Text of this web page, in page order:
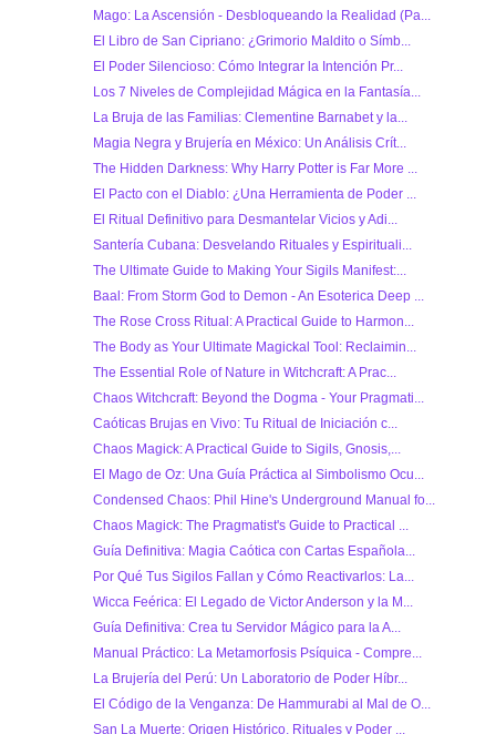
Mago: La Ascensión - Desbloqueando la Realidad (Pa...
El Libro de San Cipriano: ¿Grimorio Maldito o Símb...
El Poder Silencioso: Cómo Integrar la Intención Pr...
Los 7 Niveles de Complejidad Mágica en la Fantasía...
La Bruja de las Familias: Clementine Barnabet y la...
Magia Negra y Brujería en México: Un Análisis Crít...
The Hidden Darkness: Why Harry Potter is Far More ...
El Pacto con el Diablo: ¿Una Herramienta de Poder ...
El Ritual Definitivo para Desmantelar Vicios y Adi...
Santería Cubana: Desvelando Rituales y Espirituali...
The Ultimate Guide to Making Your Sigils Manifest:...
Baal: From Storm God to Demon - An Esoterica Deep ...
The Rose Cross Ritual: A Practical Guide to Harmon...
The Body as Your Ultimate Magickal Tool: Reclaimin...
The Essential Role of Nature in Witchcraft: A Prac...
Chaos Witchcraft: Beyond the Dogma - Your Pragmati...
Caóticas Brujas en Vivo: Tu Ritual de Iniciación c...
Chaos Magick: A Practical Guide to Sigils, Gnosis,...
El Mago de Oz: Una Guía Práctica al Simbolismo Ocu...
Condensed Chaos: Phil Hine's Underground Manual fo...
Chaos Magick: The Pragmatist's Guide to Practical ...
Guía Definitiva: Magia Caótica con Cartas Española...
Por Qué Tus Sigilos Fallan y Cómo Reactivarlos: La...
Wicca Feérica: El Legado de Victor Anderson y la M...
Guía Definitiva: Crea tu Servidor Mágico para la A...
Manual Práctico: La Metamorfosis Psíquica - Compre...
La Brujería del Perú: Un Laboratorio de Poder Híbr...
El Código de la Venganza: De Hammurabi al Mal de O...
San La Muerte: Origen Histórico, Rituales y Poder ...